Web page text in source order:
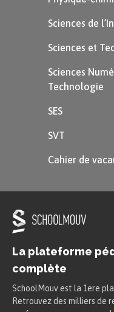
Pour représenter
d’une variable,
bâton, lui-même
de l’autre variable.
fonction de la
Sciences de
Sciences et
Sciences
Technologie
SES
SVT
Cahier de
La plateforme
complète
SchoolMouv est la 1ere
Retrouvez des milliers de